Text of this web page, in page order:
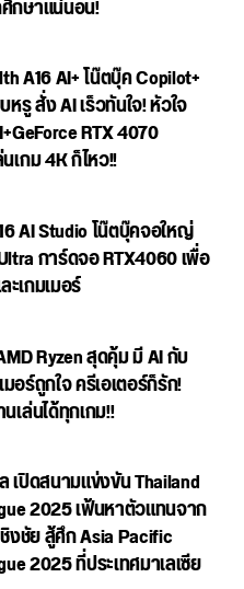
กษาแน่นอน!
A16 AI+ โน๊ตบุ๊ค Copilot+
รู สั่ง AI เร็วทันใจ! หัวใจ
RTX 4070
เกม 4K ก็ไหว!!
AI Studio โน๊ตบุ๊คจอใหญ่
การ์ดจอ RTX4060 เพื่อ
ะเกมเมอร์
Ryzen สุดคุ้ม มี AI กับ
อร์ถูกใจ ครีเอเตอร์ก็รัก!
เล่นได้ทุกเกม!!
เปิดสนามแข่งขัน Thailand
2025 เฟ้นหาตัวแทนจาก
งชัย สู้ศึก Asia Pacific
2025 ที่ประเทศมาเลเซีย